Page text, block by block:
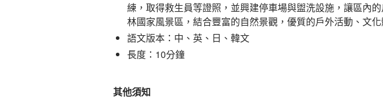
練，取得救生員等證照，並興建停車場與盥洗設施，讓區內
林國家風景區，結合豐富的自然景觀，優質的戶外活動、文
語文版本：中、英、日、韓文
長度：10分鐘
其他須知